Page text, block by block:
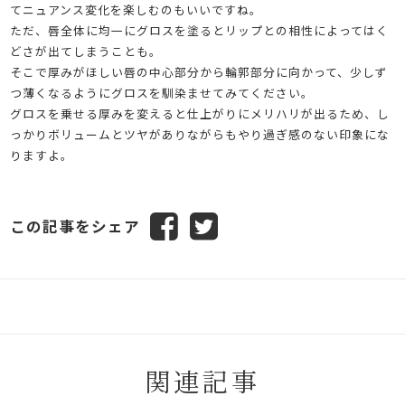
てニュアンス変化を楽しむのもいいですね。
ただ、唇全体に均一にグロスを塗るとリップとの相性によってはく
どさが出てしまうことも。
そこで厚みがほしい唇の中心部分から輪郭部分に向かって、少しず
つ薄くなるようにグロスを馴染ませてみてください。
グロスを乗せる厚みを変えると仕上がりにメリハリが出るため、し
っかりボリュームとツヤがありながらもやり過ぎ感のない印象にな
りますよ。
この記事をシェア
関連記事